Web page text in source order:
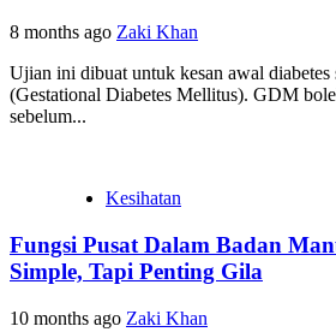
8 months ago Zaki Khan
Ujian ini dibuat untuk kesan awal
(Gestational Diabetes Mellitus). GDM
sebelum...
Kesihatan
Fungsi Pusat Dalam Badan
Simple, Tapi Penting Gila
10 months ago Zaki Khan